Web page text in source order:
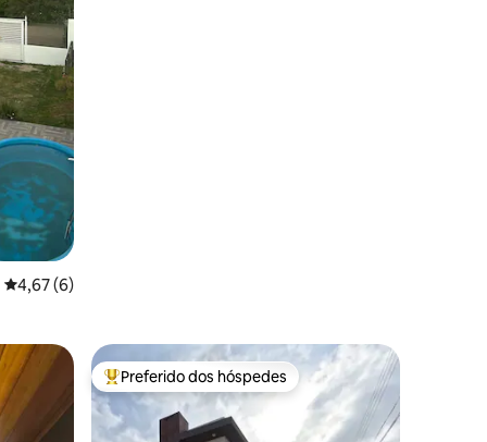
4,67 de uma avaliação média de 5, 6 avaliações
4,67 (6)
Entre os melhores preferidos dos hóspedes
Preferido dos hóspedes